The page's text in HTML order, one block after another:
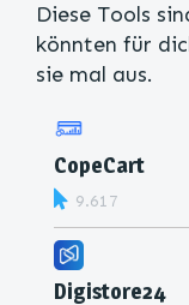
Diese Tools
könnten für
sie mal aus.
CopeCart
9.617
Digistore24